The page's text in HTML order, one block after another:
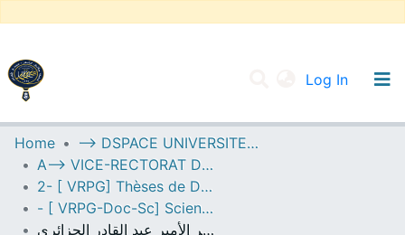
Log In
UNIVERSITY OF D.L SIDI BEL ABBES
Communities & Collections
All of DSpace
Home
--> DSPACE UNIVERSITE DJILALLI LIABES DE SIDI BEL ABBES
A--> VICE-RECTORAT DE LA POST-GRADUATION
2- [ VRPG] Thèses de Doctorat en Sciences
- [ VRPG-Doc-Sc] Sciences humaines et sociales --- علوم إنسانية واجتماعية
حضور النص الغائب في شعر الأمير عبد القادر الجزائري